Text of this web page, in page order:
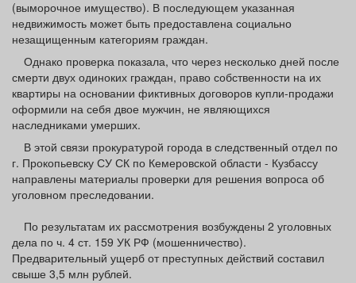
(выморочное имущество). В последующем указанная
недвижимость может быть предоставлена социально
незащищенным категориям граждан.
Однако проверка показала, что через несколько дней после
смерти двух одиноких граждан, право собственности на их
квартиры на основании фиктивных договоров купли-продажи
оформили на себя двое мужчин, не являющихся
наследниками умерших.
В этой связи прокуратурой города в следственный отдел по
г. Прокопьевску СУ СК по Кемеровской области - Кузбассу
направлены материалы проверки для решения вопроса об
уголовном преследовании.
По результатам их рассмотрения возбуждены 2 уголовных
дела по ч. 4 ст. 159 УК РФ (мошенничество).
Предварительный ущерб от преступных действий составил
свыше 3,5 млн рублей.